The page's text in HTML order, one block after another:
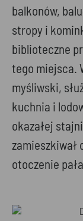
balkonów,
stropy i
biblioteczne
tego miejsca.
myśliwski,
kuchnia i
okazałej
zamieszkiwał
otoczenie